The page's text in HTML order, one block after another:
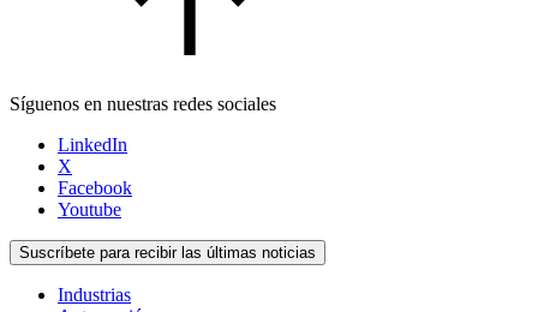
Síguenos en nuestras redes sociales
LinkedIn
X
Facebook
Youtube
Suscríbete para recibir las últimas noticias
Industrias